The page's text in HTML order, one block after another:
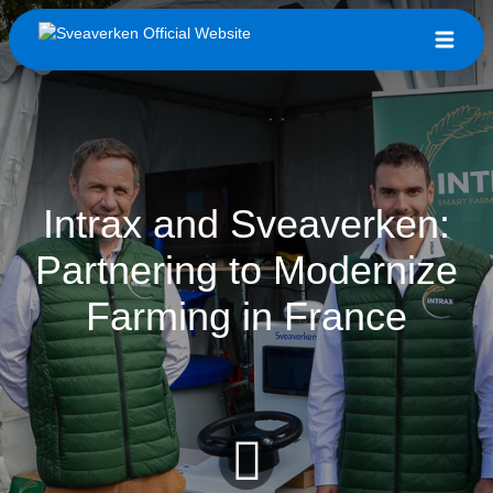
Intrax and Sveaverken:
Partnering to Modernize
Farming in France